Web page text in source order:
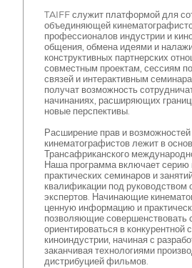
TAIFF служит платформой для
объединяющей
профессионалов индустрии и
общения, обмена идеями и
конструктивных партнерских
совместным проектам, сессиям
связей и интерактивным
получат возможность
начинаниях, расширяющих
новые перспективы.
Расширение прав и
кинематографистов лежит в
Трансафриканского
Наша программа включает серию
практических семинаров и
квалификации под руководством
экспертов. Начинающие
ценную информацию и
позволяющие совершенствовать
ориентироваться в конкурентной
киноиндустрии, начиная с
заканчивая технологиями
дистрибуцией фильмов.